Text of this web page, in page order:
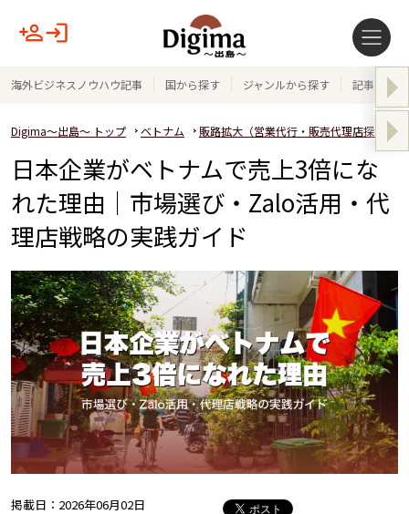
海外ビジネスノウハウ記事 国から探す ジャンルから探す 記事テー
Digima～出島～ トップ ベトナム 販路拡大（営業代行・販売代理店探し）
日本企業がベトナムで売上3倍にな
れた理由｜市場選び・Zalo活用・代
理店戦略の実践ガイド
掲載日： 2026年06月02日